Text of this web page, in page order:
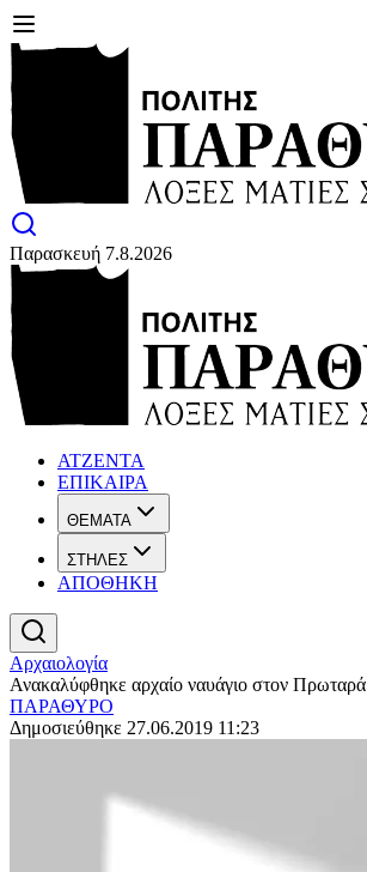
Παρασκευή 7.8.2026
ΑΤΖΕΝΤΑ
ΕΠΙΚΑΙΡΑ
ΘΕΜΑΤΑ
ΣΤΗΛΕΣ
ΑΠΟΘΗΚΗ
Αρχαιολογία
Ανακαλύφθηκε αρχαίο ναυάγιο στον Πρωταρά
ΠΑΡΑΘΥΡΟ
Δημοσιεύθηκε 27.06.2019 11:23